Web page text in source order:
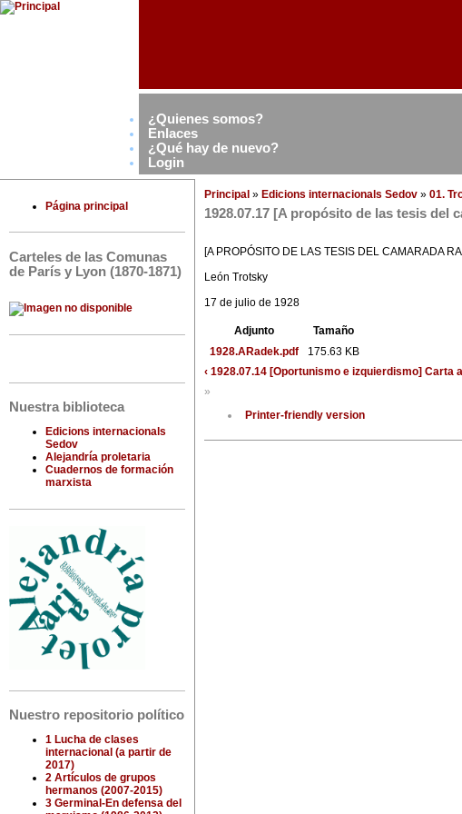
¿Quienes somos?
Enlaces
¿Qué hay de nuevo?
Login
Página principal
Carteles de las Comunas
de París y Lyon (1870-1871)
Nuestra biblioteca
Edicions internacionals
Sedov
Alejandría proletaria
Cuadernos de formación
marxista
Nuestro repositorio político
1 Lucha de clases
internacional (a partir de
2017)
2 Artículos de grupos
hermanos (2007-2015)
3 Germinal-En defensa del
Principal » Edicions internacionals Sedov » 01.
1928.07.17 [A propósito de las tesis del
[A PROPÓSITO DE LAS TESIS DEL CAMARADA
León Trotsky
17 de julio de 1928
Adjunto
Tamaño
1928.ARadek.pdf
175.63 KB
‹ 1928.07.14 [Oportunismo e izquierdismo] Carta
»
Printer-friendly version